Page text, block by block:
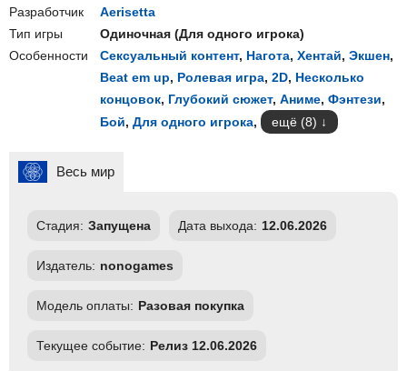
Разработчик
Aerisetta
Тип игры
Одиночная (Для одного игрока)
Особенности
Сексуальный контент, Нагота, Хентай, Экшен,
Beat em up, Ролевая игра, 2D, Несколько
концовок, Глубокий сюжет, Аниме, Фэнтези,
Бой, Для одного игрока, ещё (8)
Весь мир
Стадия: Запущена Дата выхода: 12.06.2026
Издатель: nonogames
Модель оплаты: Разовая покупка
Текущее событие: Релиз 12.06.2026